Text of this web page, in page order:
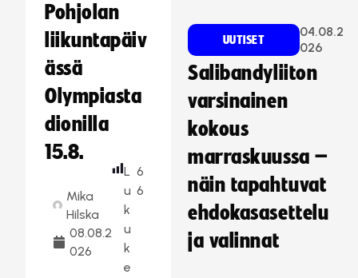
Pohjolan
liikuntapäiv
ässä
Olympiasta
dionilla
15.8.
Mika
Hilska
08.08.2
026
L
u
k
u
k
e
6
6
UUTISET
04.08.2
026
Salibandyliiton
varsinainen
kokous
marraskuussa –
näin tapahtuvat
ehdokasasettelu
ja valinnat